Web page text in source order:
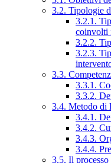
3.2. Tipologie
3.2.1.
coinvolti
3.2.2.
3.2.3.
3.3.
3.3.1.
3.3.2.
3.4. Metodo di
3.4.1.
3.4.2.
3.4.3.
3.4.4.
3.5. Il processo